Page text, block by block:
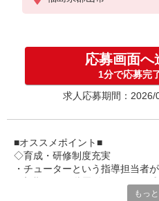
★土日祝日は時給100円ア
応募画面へ
1分で応募完
求人応募期間：
■オススメポイント■
◇育成・研修制度充実
・チューターという指導担当者
・キャリアアップ支援制度を活
もっ